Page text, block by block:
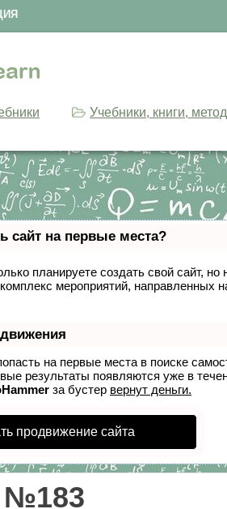
Учебники, книги,
сайт на первые места?
планируете создать свой сайт,
мероприятий, направленных
на первые места в поиске
результаты появляются уже в
за бустер вернут деньги.
продвижение сайта
№183